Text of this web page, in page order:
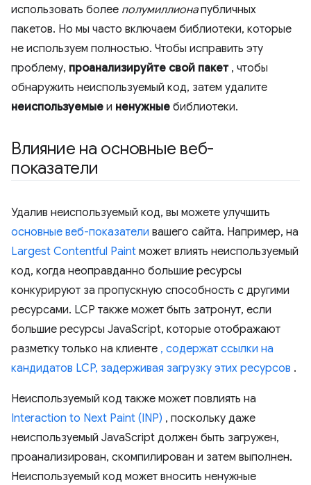
использовать более полумиллионапубличных
пакетов. Но мы часто включаем библиотеки, которые
не используем полностью. Чтобы исправить эту
проблему, проанализируйте свой пакет, чтобы
обнаружить неиспользуемый код, затем удалите
неиспользуемые и ненужные библиотеки.
Влияние на основные веб-
показатели
Удалив неиспользуемый код, вы можете улучшить
основные веб-показатели вашего сайта. Например, на
Largest Contentful Paint может влиять неиспользуемый
код, когда неоправданно большие ресурсы
конкурируют за пропускную способность с другими
ресурсами. LCP также может быть затронут, если
большие ресурсы JavaScript, которые отображают
разметку только на клиенте , содержат ссылки на
кандидатов LCP, задерживая загрузку этих ресурсов .
Неиспользуемый код также может повлиять на
Interaction to Next Paint (INP) , поскольку даже
неиспользуемый JavaScript должен быть загружен,
проанализирован, скомпилирован и затем выполнен.
Неиспользуемый код может вносить ненужные